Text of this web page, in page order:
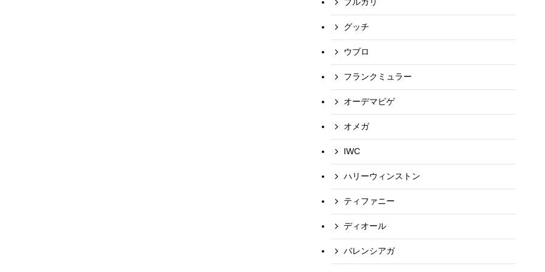
ブルガリ
グッチ
ウブロ
フランクミュラー
オーデマピゲ
オメガ
IWC
ハリーウィンストン
ティファニー
ディオール
バレンシアガ